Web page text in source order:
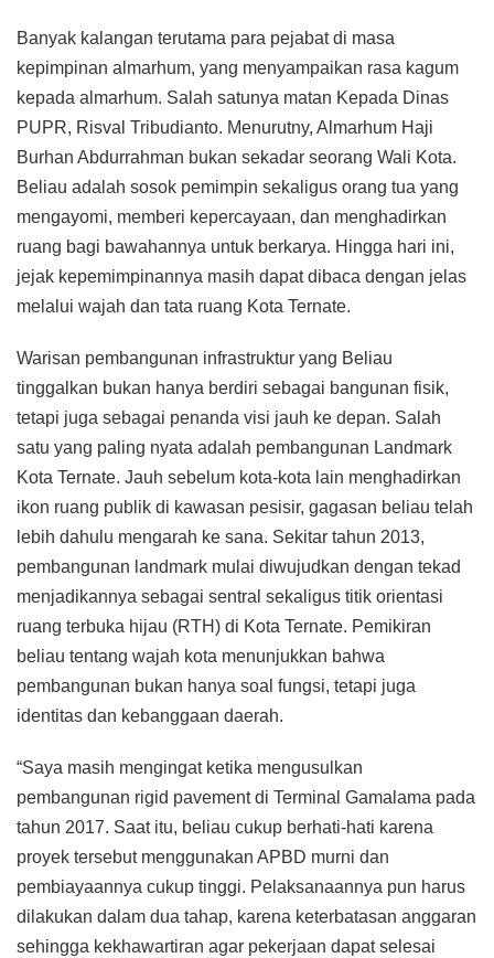
Banyak kalangan terutama para pejabat di masa
kepimpinan almarhum, yang menyampaikan rasa kagum
kepada almarhum. Salah satunya matan Kepada Dinas
PUPR, Risval Tribudianto. Menurutny, Almarhum Haji
Burhan Abdurrahman bukan sekadar seorang Wali Kota.
Beliau adalah sosok pemimpin sekaligus orang tua yang
mengayomi, memberi kepercayaan, dan menghadirkan
ruang bagi bawahannya untuk berkarya. Hingga hari ini,
jejak kepemimpinannya masih dapat dibaca dengan jelas
melalui wajah dan tata ruang Kota Ternate.
Warisan pembangunan infrastruktur yang Beliau
tinggalkan bukan hanya berdiri sebagai bangunan fisik,
tetapi juga sebagai penanda visi jauh ke depan. Salah
satu yang paling nyata adalah pembangunan Landmark
Kota Ternate. Jauh sebelum kota-kota lain menghadirkan
ikon ruang publik di kawasan pesisir, gagasan beliau telah
lebih dahulu mengarah ke sana. Sekitar tahun 2013,
pembangunan landmark mulai diwujudkan dengan tekad
menjadikannya sebagai sentral sekaligus titik orientasi
ruang terbuka hijau (RTH) di Kota Ternate. Pemikiran
beliau tentang wajah kota menunjukkan bahwa
pembangunan bukan hanya soal fungsi, tetapi juga
identitas dan kebanggaan daerah.
“Saya masih mengingat ketika mengusulkan
pembangunan rigid pavement di Terminal Gamalama pada
tahun 2017. Saat itu, beliau cukup berhati-hati karena
proyek tersebut menggunakan APBD murni dan
pembiayaannya cukup tinggi. Pelaksanaannya pun harus
dilakukan dalam dua tahap, karena keterbatasan anggaran
sehingga kekhawartiran agar pekerjaan dapat selesai